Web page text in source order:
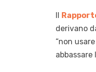
derivano
“non
abbassare